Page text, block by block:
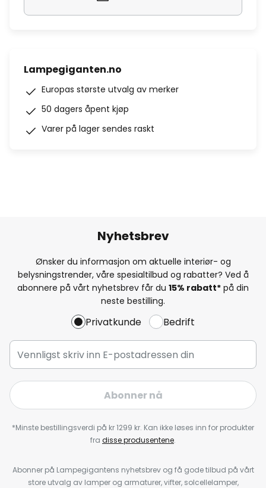
Lampegiganten.no
Europas største utvalg av merker
50 dagers åpent kjøp
Varer på lager sendes raskt
Nyhetsbrev
Ønsker du informasjon om aktuelle interiør- og
belysningstrender, våre spesialtilbud og rabatter? Ved å
abonnere på vårt nyhetsbrev får du 15% rabatt* på din
neste bestilling.
Privatkunde Bedrift
Abonner nå
*Minste bestillingsverdi på kr 1299 kr. Kan ikke løses inn for produkter
fra disse produsentene.
Abonner på Lampegigantens nyhetsbrev og få gode tilbud på vårt
store utvalg av lamper og armaturer, vifter, solcellelamper,